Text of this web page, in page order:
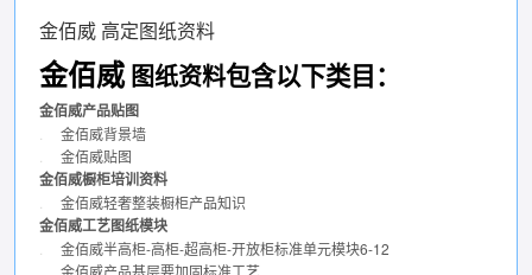
金佰威 高定图纸资料
金佰威 图纸资料包含以下类目：
金佰威产品贴图
金佰威背景墙
金佰威贴图
金佰威橱柜培训资料
金佰威轻奢整装橱柜产品知识
金佰威工艺图纸模块
金佰威半高柜-高柜-超高柜-开放柜标准单元模块6-12
金佰威产品基层要加固标准工艺